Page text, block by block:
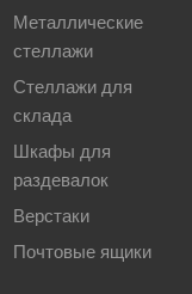
Металлические
стеллажи
Стеллажи для
склада
Шкафы для
раздевалок
Верстаки
Почтовые ящики